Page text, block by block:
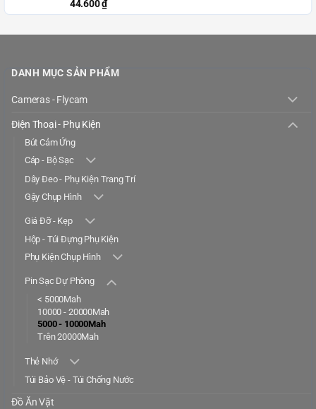
44.600₫
DANH MỤC SẢN PHẨM
Cameras - Flycam
Điện Thoại - Phụ Kiện
Bút Cảm Ứng
Cáp - Bộ Sạc
Dây Đeo - Phụ Kiện Trang Trí
Gậy Chụp Hình
Giá Đỡ - Kẹp
Hộp - Túi Đựng Phụ Kiện
Phụ Kiện Chụp Hình
Pin Sạc Dự Phòng
< 5000Mah
10000 - 20000Mah
5000 - 10000Mah
Trên 20000Mah
Thẻ Nhớ
Túi Bảo Vệ - Túi Chống Nước
Đồ Ăn Vặt